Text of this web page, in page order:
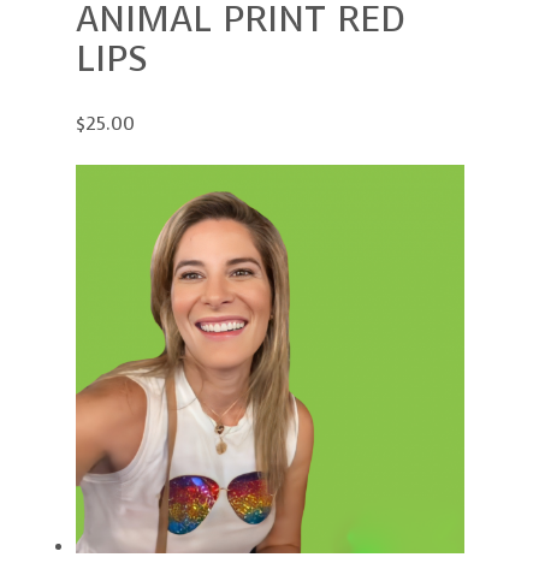
ANIMAL PRINT RED
LIPS
$25.00